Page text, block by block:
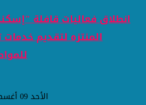
انطلاق فعاليات قافلة
المنتزه لتقديم
الأحد 09 أغسطس 2026 11:01 مساءً